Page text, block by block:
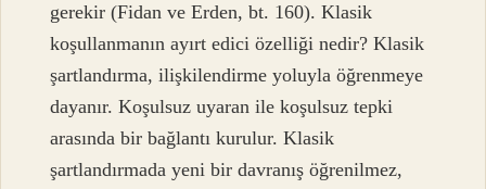
gerekir (Fidan ve Erden, bt. 160). Klasik
koşullanmanın ayırt edici özelliği nedir? Klasik
şartlandırma, ilişkilendirme yoluyla öğrenmeye
dayanır. Koşulsuz uyaran ile koşulsuz tepki
arasında bir bağlantı kurulur. Klasik
şartlandırmada yeni bir davranış öğrenilmez,